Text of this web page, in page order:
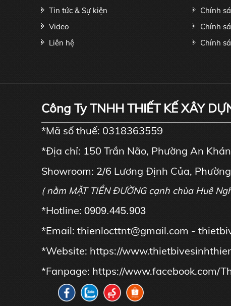
Tin tức & Sự kiện
Video
Liên hệ
Chính
Chính
Chính
Công Ty TNHH THIẾT KẾ XÂY
*Mã số thuế: 0318363559
*Địa chỉ: 150 Trần Não, Phường An
Showroom: 2/6 Lương Định Của,
( nằm MẶT TIỀN ĐƯỜNG cạnh chùa Huê
*Hotline: 0909.445.903
*Email: thienlocttnt@gmail.com -
*Website: https://
*Fanpage: https://www.facebook.com/